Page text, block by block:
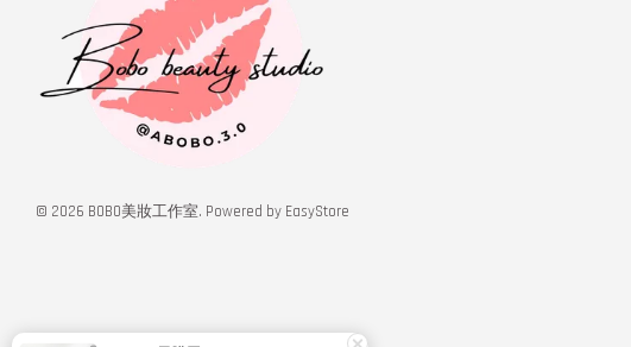
© 2026 BOBO美妝工作室. Powered by EasyStore